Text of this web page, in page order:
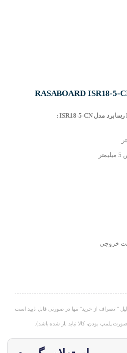
"انصراف از خرید" تنها در صورتی قابل تایید است
پلمپ بودن، کالا نباید باز شده باشد).